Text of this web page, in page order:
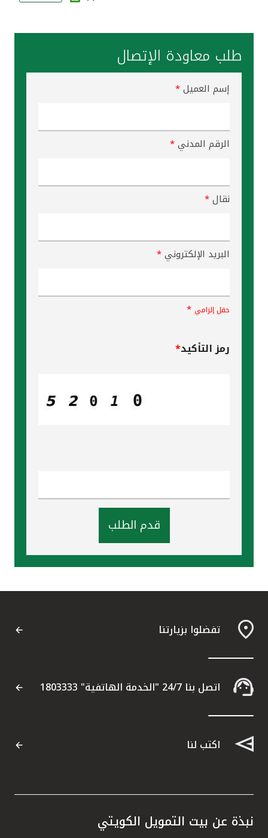
ألمانيا
تركيا
المملكة المتحدة
طلب معاودة الإتصال
إسم العميل*
الرقم المدني*
نقال*
البريد الإلكتروني*
حقل إلزامي *
رمز التأكيد*
قدم الطلب
تفضلوا بزيارتنا
اتصل بنا 24/7 "الخدمة الهاتفية" 1803333
اكتب لنا
نبذة عن بيت التمويل الكويتي